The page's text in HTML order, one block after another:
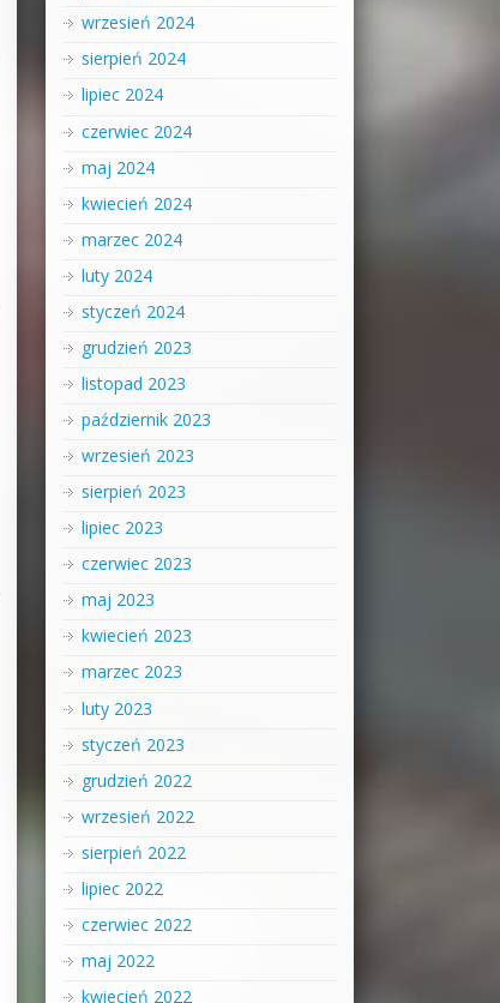
wrzesień 2024
sierpień 2024
lipiec 2024
czerwiec 2024
maj 2024
kwiecień 2024
marzec 2024
luty 2024
styczeń 2024
grudzień 2023
listopad 2023
październik 2023
wrzesień 2023
sierpień 2023
lipiec 2023
czerwiec 2023
maj 2023
kwiecień 2023
marzec 2023
luty 2023
styczeń 2023
grudzień 2022
wrzesień 2022
sierpień 2022
lipiec 2022
czerwiec 2022
maj 2022
kwiecień 2022